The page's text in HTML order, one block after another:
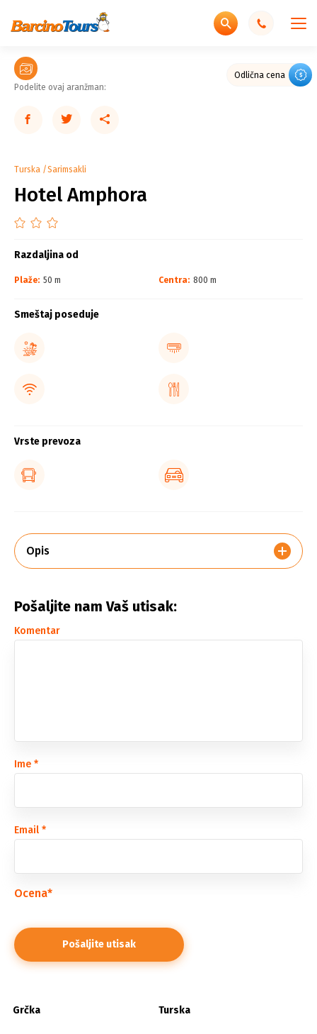
Odlična cena
Podelite ovaj aranžman:
Turska Sarimsakli
Hotel Amphora
Razdaljina od
Plaže: 50 m Centra: 800 m
Smeštaj poseduje
Vrste prevoza
Opis
Pošaljite nam Vaš utisak:
Komentar
Ime *
Email *
Ocena*
Grčka Turska